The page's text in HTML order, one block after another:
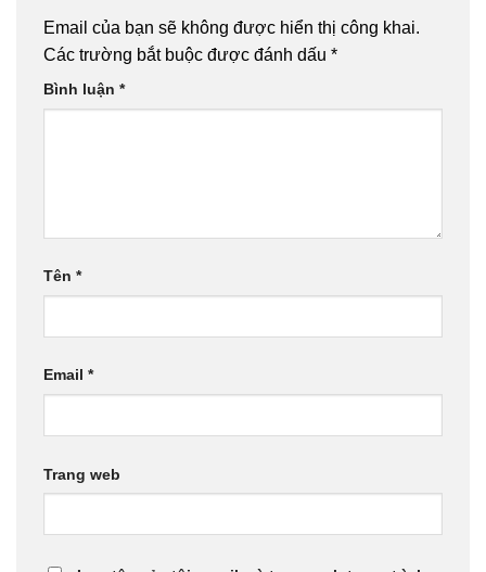
Email của bạn sẽ không được hiển thị công khai.
Các trường bắt buộc được đánh dấu *
Bình luận *
Tên *
Email *
Trang web